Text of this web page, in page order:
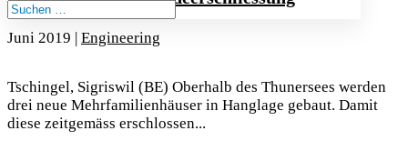
Juni 2019 | Engineering
Tschingel, Sigriswil (BE) Oberhalb des Thunersees werden
drei neue Mehrfamilienhäuser in Hanglage gebaut. Damit
diese zeitgemäss erschlossen...